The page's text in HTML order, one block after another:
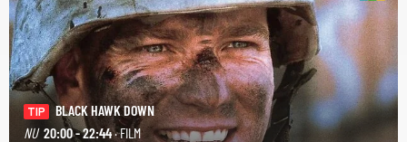
TIP
BLACK HAWK DOWN
NU 20:00 - 22:44· FILM